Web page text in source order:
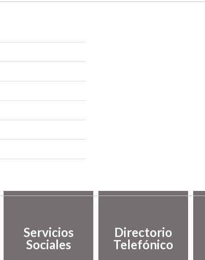
Servicios
Sociales
Directorio
Telefónico